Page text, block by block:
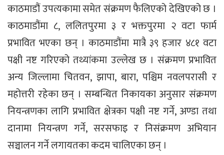
काठमाडौं उपत्यकामा समेत संक्रमण फैलिएको देखिएको छ ।
काठमाडौंमा ८, ललितपुरमा ३ र भक्तपुरमा २ वटा फार्म
प्रभावित भएका छन् । काठमाडौंमा मात्रै ३९ हजार ४८१ वटा
पक्षी नष्ट गरिएको तथ्यांकमा उल्लेख छ । संक्रमण प्रभावित
अन्य जिल्लामा चितवन, झापा, बारा, पश्चिम नवलपरासी र
महोत्तरी रहेका छन् । सम्बन्धित निकायका अनुसार संक्रमण
नियन्त्रणका लागि प्रभावित क्षेत्रका पक्षी नष्ट गर्ने, अण्डा तथा
दानामा नियन्त्रण गर्ने, सरसफाइ र निसंक्रमण अभियान
सञ्चालन गर्ने लगायतका कदम चालिएका छन् ।